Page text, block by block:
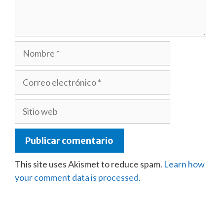
This site uses Akismet to reduce spam. Learn how
your comment data is processed.